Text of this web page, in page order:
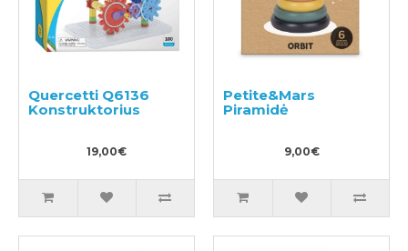
Quercetti Q6136
Konstruktorius
19,00€
Petite&Mars
Piramidė
9,00€